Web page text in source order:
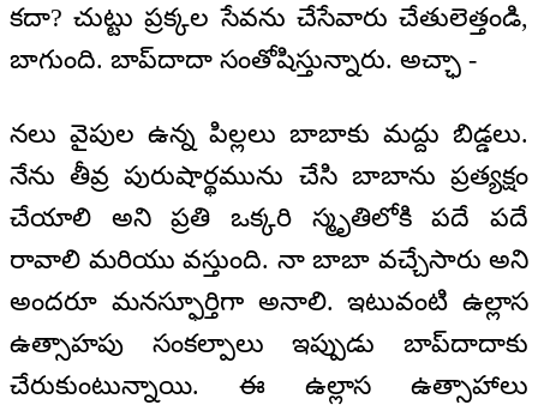
కదా? చుట్టు ప్రక్కల సేవను చేసేవారు చేతులెత్తండి,
బాగుంది. బాప్‌దాదా సంతోషిస్తున్నారు. అచ్ఛా -
నలు వైపుల ఉన్న పిల్లలు బాబాకు మద్దు బిడ్డలు.
నేను తీవ్ర పురుషార్థమును చేసి బాబాను ప్రత్యక్షం
చేయాలి అని ప్రతి ఒక్కరి స్మృతిలోకి పదే పదే
రావాలి మరియు వస్తుంది. నా బాబా వచ్చేసారు అని
అందరూ మనస్ఫూర్తిగా అనాలి. ఇటువంటి ఉల్లాస
ఉత్సాహపు సంకల్పాలు ఇప్పుడు బాప్‌దాదాకు
చేరుకుంటున్నాయి. ఈ ఉల్లాస ఉత్సాహాలు